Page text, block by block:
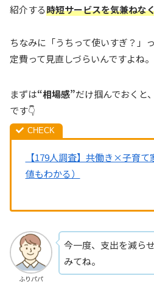
紹介する時短サービスを気兼ねな
ちなみに「うちって使いすぎ？」
定費って見直しづらいんですよね。
まずは“相場感”だけ掴んでおくと
です👇
【179人調査】共働き×子育
値もわかる）
ふりパパ
今一度、支出を減ら
みてね。